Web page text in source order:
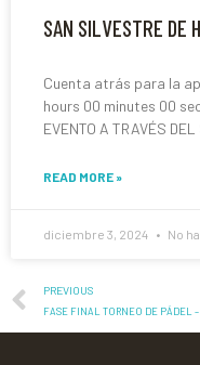
SAN SILVESTRE DE
Cuenta atrás para la
hours 00 minutes 00
EVENTO A TRAVÉS
READ MORE »
diciembre 3, 2024 No
PREVIOUS